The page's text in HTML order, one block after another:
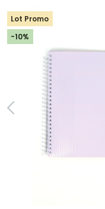
Lot Promo
-10%